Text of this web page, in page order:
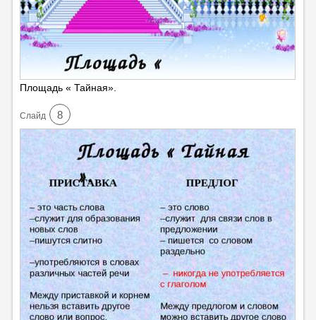
Площадь « Тайная».
Cлайд 8